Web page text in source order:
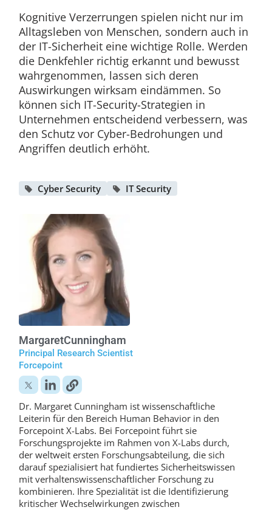
Kognitive Verzerrungen spielen nicht nur im
Alltagsleben von Menschen, sondern auch in
der IT-Sicherheit eine wichtige Rolle. Werden
die Denkfehler richtig erkannt und bewusst
wahrgenommen, lassen sich deren
Auswirkungen wirksam eindämmen. So
können sich IT-Security-Strategien in
Unternehmen entscheidend verbessern, was
den Schutz vor Cyber-Bedrohungen und
Angriffen deutlich erhöht.
Cyber Security IT Security
MargaretCunningham
Principal Research Scientist
Forcepoint
Dr. Margaret Cunningham ist wissenschaftliche
Leiterin für den Bereich Human Behavior in den
Forcepoint X-Labs. Bei Forcepoint führt sie
Forschungsprojekte im Rahmen von X-Labs durch,
der weltweit ersten Forschungsabteilung, die sich
darauf spezialisiert hat fundiertes Sicherheitswissen
mit verhaltenswissenschaftlicher Forschung zu
kombinieren. Ihre Spezialität ist die Identifizierung
kritischer Wechselwirkungen zwischen